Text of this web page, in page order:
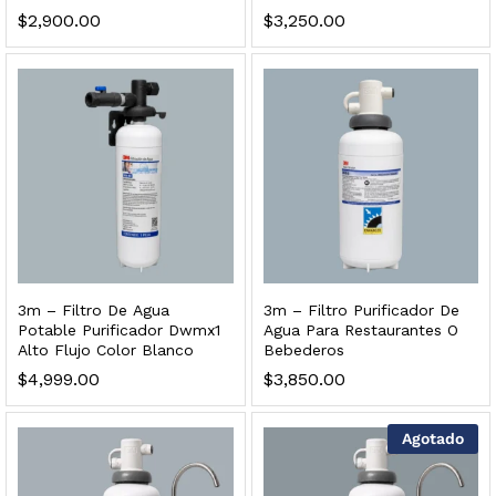
$2,900.00 $3,250.00
3m – Filtro De Agua
Potable Purificador Dwmx1
Alto Flujo Color Blanco
$4,999.00
3m – Filtro Purificador De
Agua Para Restaurantes O
Bebederos
$3,850.00
Agotado
3,699.00
al carrito
SS304 Natural Cepillado | Agua Purificada
al carrito
L/h, con filtración Welltek WT-WFS600-4S